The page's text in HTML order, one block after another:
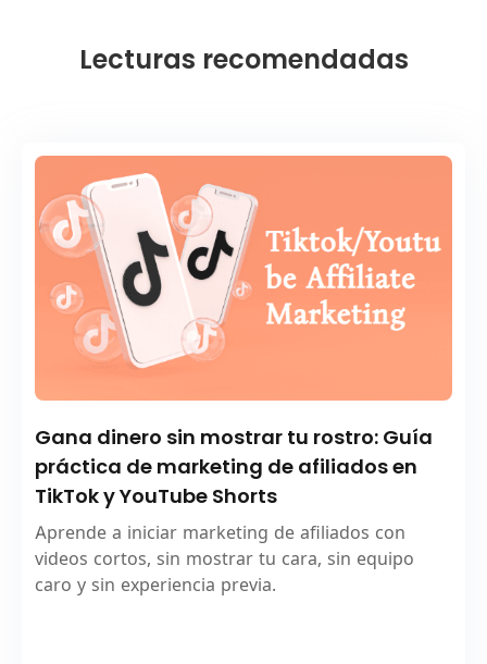
Lecturas recomendadas
Gana dinero sin mostrar tu rostro: Guía
práctica de marketing de afiliados en
TikTok y YouTube Shorts
Aprende a iniciar marketing de afiliados con
videos cortos, sin mostrar tu cara, sin equipo
caro y sin experiencia previa.